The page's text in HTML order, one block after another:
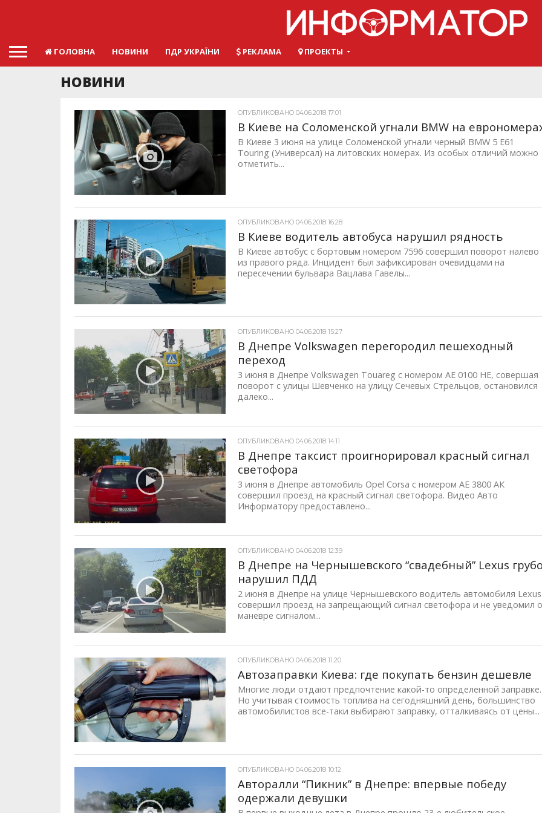
ГОЛОВНА НОВИНИ ПДР УКРАЇНИ РЕКЛАМА ПРОЕКТЫ
НОВИНИ
ОПУБЛИКОВАНО 04.06.2018 17:01
В Киеве на Соломенской угнали BMW на
В Киеве 3 июня на улице Соломенской угнали черный BMW 5 E61
Touring (Универсал) на литовских номерах. Из особых отличий можно
отметить...
ОПУБЛИКОВАНО 04.06.2018 16:28
В Киеве водитель автобуса нарушил рядность
В Киеве автобус с бортовым номером 7596 совершил поворот налево
из правого ряда. Инцидент был зафиксирован очевидцами на
пересечении бульвара Вацлава Гавелы...
ОПУБЛИКОВАНО 04.06.2018 15:27
В Днепре Volkswagen перегородил пешеходный
переход
3 июня в Днепре Volkswagen Touareg с номером АЕ 0100 НЕ, совершая
поворот с улицы Шевченко на улицу Сечевых Стрельцов, остановился
далеко...
ОПУБЛИКОВАНО 04.06.2018 14:11
В Днепре таксист проигнорировал красный сигнал
светофора
3 июня в Днепре автомобиль Opel Corsa с номером АЕ 3800 АК
совершил проезд на красный сигнал светофора. Видео Авто
Информатору предоставлено...
ОПУБЛИКОВАНО 04.06.2018 12:39
В Днепре на Чернышевского “свадебный” Lexus
нарушил ПДД
2 июня в Днепре на улице Чернышевского водитель автомобиля Lexus
совершил проезд на запрещающий сигнал светофора и не уведомил
маневре сигналом...
ОПУБЛИКОВАНО 04.06.2018 11:20
Автозаправки Киева: где покупать бензин дешевле
Многие люди отдают предпочтение какой-то определенной заправке.
Но учитывая стоимость топлива на сегодняшний день, большинство
автомобилистов все-таки выбирают заправку, отталкиваясь от цены...
ОПУБЛИКОВАНО 04.06.2018 10:12
Авторалли “Пикник” в Днепре: впервые победу
одержали девушки